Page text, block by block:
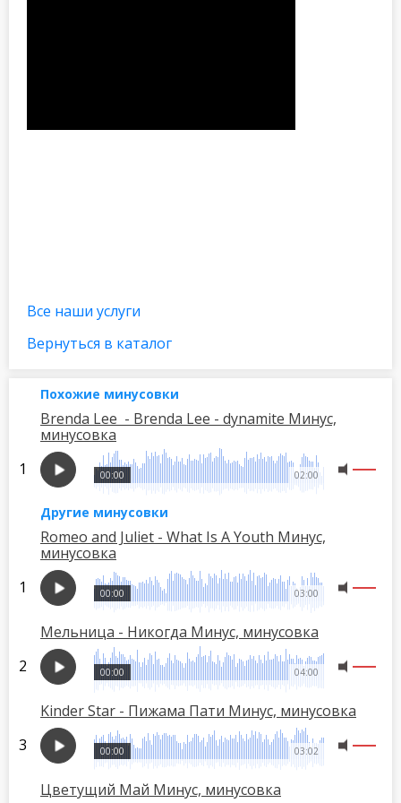
Все наши услуги
Вернуться в каталог
Похожие минусовки
Brenda Lee - Brenda Lee - dynamite Минус,
минусовка
02:00
00:00
Другие минусовки
Romeo and Juliet - What Is A Youth Минус,
минусовка
03:00
00:00
Мельница - Никогда Минус, минусовка
04:00
00:00
Kinder Star - Пижама Пати Минус, минусовка
03:02
00:00
Цветущий Май Минус, минусовка